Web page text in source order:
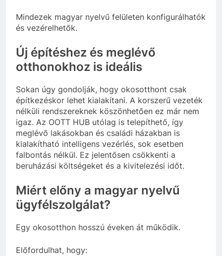
Mindezek magyar nyelvű felületen konfigurálhatók
és vezérelhetők.
Új építéshez és meglévő
otthonokhoz is ideális
Sokan úgy gondolják, hogy okosotthont csak
építkezéskor lehet kialakítani. A korszerű vezeték
nélküli rendszereknek köszönhetően ez már nem
igaz. Az OOTT HUB utólag is telepíthető, így
meglévő lakásokban és családi házakban is
kialakítható intelligens vezérlés, sok esetben
falbontás nélkül. Ez jelentősen csökkenti a
beruházási költségeket és a kivitelezési időt.
Miért előny a magyar nyelvű
ügyfélszolgálat?
Egy okosotthon hosszú éveken át működik.
Előfordulhat, hogy: